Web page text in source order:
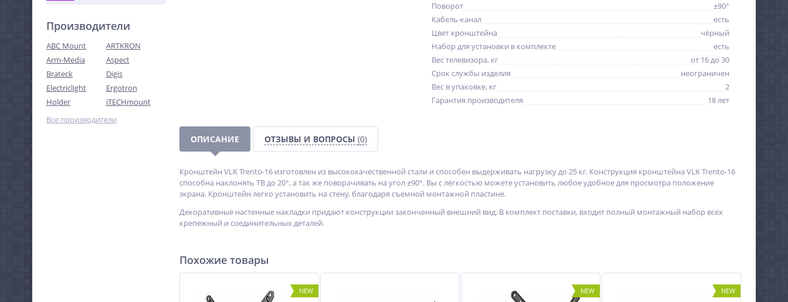
Производители
ABC Mount
ARTKRON
Arm-Media
Aspect
Brateck
Digis
Electriclight
Ergotron
Holder
iTECHmount
Все производители
Поворот
±90°
Кабель-канал
есть
Цвет кронштейна
чёрный
Набор для установки в комплекте
есть
Вес телевизора, кг
от 16 до 30
Срок службы изделия
неограничен
Вес в упаковке, кг
2
Гарантия производителя
18 лет
ОПИСАНИЕ ОТЗЫВЫ И ВОПРОСЫ (0)
Кронштейн VLK Trento-16 изготовлен из высококачественной стали и способен выдерживать нагрузку до 25 кг. Конструкция кронштейна VLK Trento-16
способна наклонять ТВ до 20°, а так же поворачивать на угол ±90°. Вы с лёгкостью можете установить любое удобное для просмотра положение
экрана. Кронштейн легко установить на стену, благодаря съемной монтажной пластине.
Декоративные настенные накладки придают конструкции законченный внешний вид. В комплект поставки, входит полный монтажный набор всех
крепежный и соединительных деталей.
Похожие товары
NEW NEW NEW